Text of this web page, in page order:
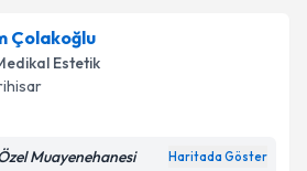
Çolakoğlu
Estetik
Muayenehanesi Haritada Göster